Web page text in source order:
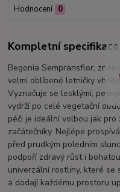
Hodnocení 0
Kompletní specifikace
Begonia Sempransflor,
velmi oblíbené letničky
Vyznačuje se lesklými,
vydrží po celé vegetační
péči je ideální volbou jak
začátečníky. Nejlépe
před prudkým poledním
podpoří zdravý růst i
univerzální rostliny, které se
a dodají každému prostoru